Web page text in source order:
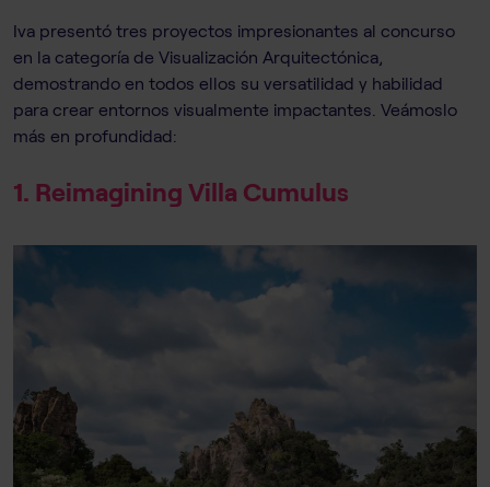
Iva presentó tres proyectos impresionantes al concurso
en la categoría de Visualización Arquitectónica,
demostrando en todos ellos su versatilidad y habilidad
para crear entornos visualmente impactantes. Veámoslo
más en profundidad:
1. Reimagining Villa Cumulus